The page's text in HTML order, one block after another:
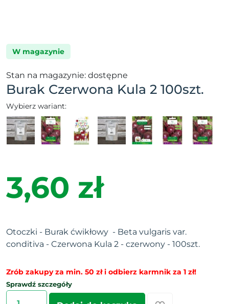
W magazynie
Stan na magazynie: dostępne
Burak Czerwona Kula 2 100szt.
Wybierz wariant:
3,60 zł
Otoczki - Burak ćwikłowy - Beta vulgaris var.
conditiva - Czerwona Kula 2 - czerwony - 100szt.
Zrób zakupy za min. 50 zł i odbierz karmnik za 1 zł!
Sprawdź szczegóły